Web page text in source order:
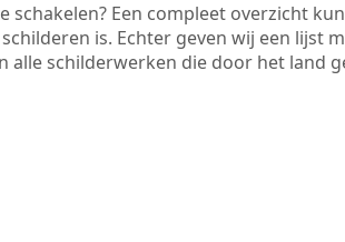
schakelen? Een compleet overzicht
is. Echter geven wij een lijst
alle schilderwerken die door het land